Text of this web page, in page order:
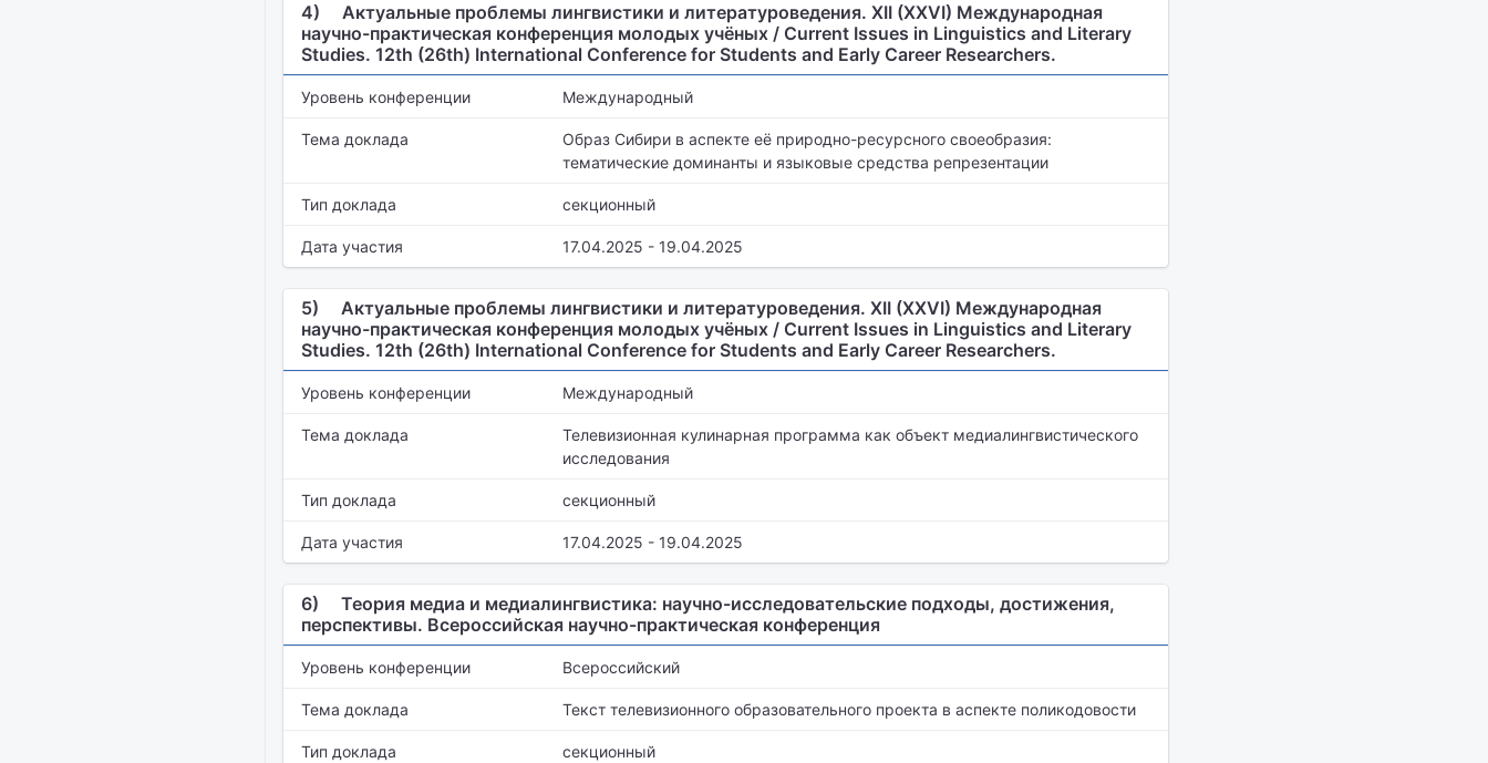
4)
Актуальные проблемы лингвистики и литературоведения. XII (XXVI) Международная
научно-практическая конференция молодых учёных / Current Issues in Linguistics and Literary
Studies. 12th (26th) International Conference for Students and Early Career Researchers.
Уровень конференции Международный
Тема доклада
Образ Сибири в аспекте её природно-ресурсного своеобразия:
тематические доминанты и языковые средства репрезентации
Тип доклада секционный
Дата участия 17.04.2025 - 19.04.2025
5)
Актуальные проблемы лингвистики и литературоведения. XII (XXVI) Международная
научно-практическая конференция молодых учёных / Current Issues in Linguistics and Literary
Studies. 12th (26th) International Conference for Students and Early Career Researchers.
Уровень конференции Международный
Тема доклада
Телевизионная кулинарная программа как объект медиалингвистического
исследования
Тип доклада секционный
Дата участия 17.04.2025 - 19.04.2025
6)
Теория медиа и медиалингвистика: научно-исследовательские подходы, достижения,
перспективы. Всероссийская научно-практическая конференция
Уровень конференции Всероссийский
Тема доклада Текст телевизионного образовательного проекта в аспекте поликодовости
Тип доклада секционный